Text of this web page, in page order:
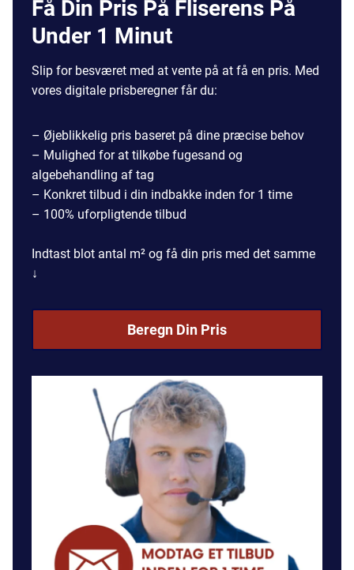
Få Din Pris På Fliserens På
Under 1 Minut
Slip for besværet med at vente på at få en pris. Med
vores digitale prisberegner får du:
– Øjeblikkelig pris baseret på dine præcise behov
– Mulighed for at tilkøbe fugesand og
algebehandling af tag
– Konkret tilbud i din indbakke inden for 1 time
– 100% uforpligtende tilbud
Indtast blot antal m² og få din pris med det samme
↓
Beregn Din Pris